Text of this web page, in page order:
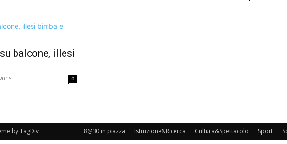
balcone, illesi
0
8@30 in piazza Istruzione&Ricerca Cultura&Spettacolo Sport
by TagDiv